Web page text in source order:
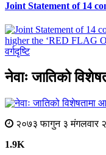
Joint Statement of 14
वर्गदृष्टि
नेवाः जातिको
२०७३ फागुन ३ मंगलवार
1.9K